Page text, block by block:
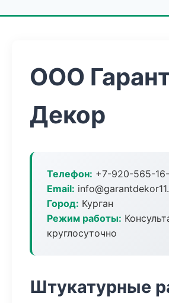
ООО
Декор
Телефон: +7-920-565-
Email:
Город: Курган
Режим работы:
круглосуточно
Штукатурные